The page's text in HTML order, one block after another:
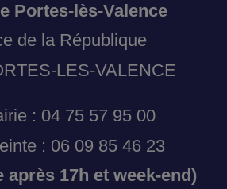
Portes-lès-Valence
de la République
LES-VALENCE
: 04 75 57 95 00
: 06 09 85 46 23
après 17h et week-end)